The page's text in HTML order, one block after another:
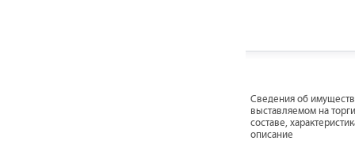
Cведения об
выставляемом на
составе,
описание